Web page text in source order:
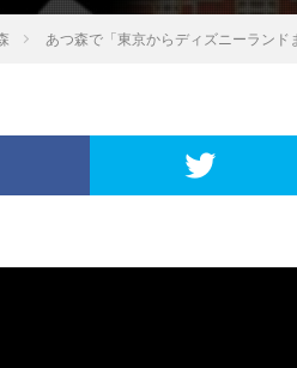
あつ森で「東京からディズニーラン